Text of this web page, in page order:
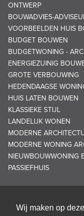
Wij maken op
ONTWERP
BOUWADVIES-
VOORBEELDEN HUIS
BUDGET BOUWEN
BUDGETWONING -
ENERGIEZUINIG
GROTE VERBOUWING
HEDENDAAGSE
HUIS LATEN BOUWEN
KLASSIEKE STIJL
LANDELIJK WONEN
MODERNE
MODERNE WONING
NIEUWBOUWWONING
PASSIEFHUIS